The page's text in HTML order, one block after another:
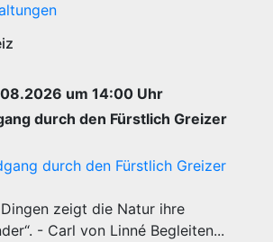
um 14:00 Uhr
durch den Fürstlich Greizer
zeigt die Natur ihre
- Carl von Linné Begleiten...